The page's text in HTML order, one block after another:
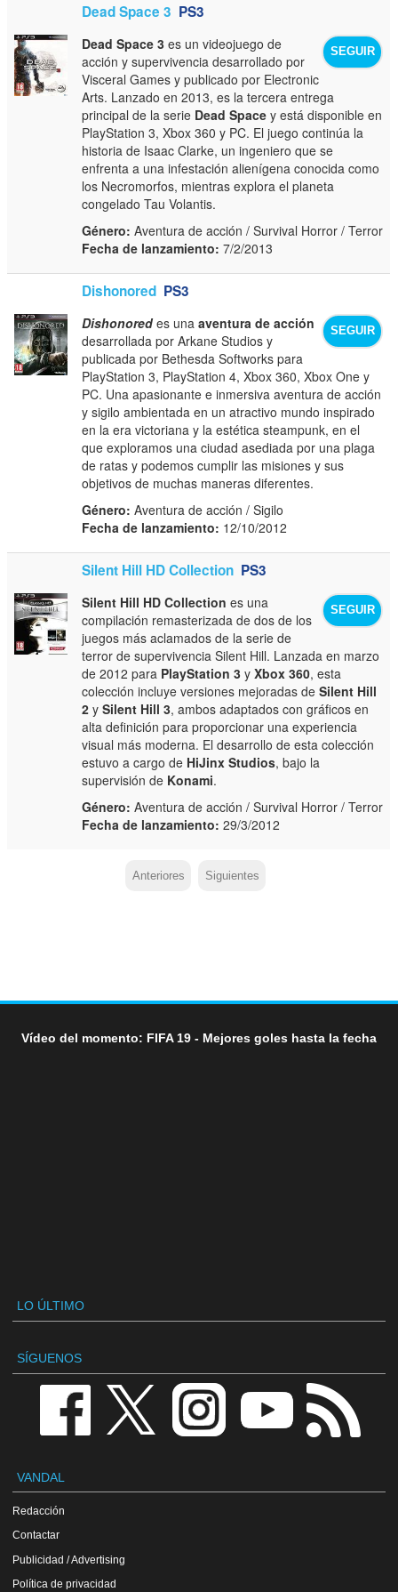
Dead Space 3 PS3
SEGUIR
Dead Space 3 es un videojuego de
acción y supervivencia desarrollado por
Visceral Games y publicado por Electronic
Arts. Lanzado en 2013, es la tercera entrega
principal de la serie Dead Space y está disponible en
PlayStation 3, Xbox 360 y PC. El juego continúa la
historia de Isaac Clarke, un ingeniero que se
enfrenta a una infestación alienígena conocida como
los Necromorfos, mientras explora el planeta
congelado Tau Volantis.
Género: Aventura de acción / Survival Horror / Terror
Fecha de lanzamiento: 7/2/2013
Dishonored PS3
SEGUIR
Dishonoredes unaaventura de acción
desarrollada por Arkane Studios y
publicada por Bethesda Softworks para
PlayStation 3, PlayStation 4, Xbox 360, Xbox One y
PC. Una apasionante e inmersiva aventura de acción
y sigilo ambientada en un atractivo mundo inspirado
en la era victoriana y la estética steampunk, en el
que exploramos una ciudad asediada por una plaga
de ratas y podemos cumplir las misiones y sus
objetivos de muchas maneras diferentes.
Género: Aventura de acción / Sigilo
Fecha de lanzamiento: 12/10/2012
Silent Hill HD Collection PS3
SEGUIR
Silent Hill HD Collection es una
compilación remasterizada de dos de los
juegos más aclamados de la serie de
terror de supervivencia Silent Hill. Lanzada en marzo
de 2012 para PlayStation 3 yXbox 360, esta
colección incluye versiones mejoradas deSilent Hill
2 ySilent Hill 3, ambos adaptados con gráficos en
alta definición para proporcionar una experiencia
visual más moderna. El desarrollo de esta colección
estuvo a cargo de HiJinx Studios, bajo la
supervisión de Konami.
Género: Aventura de acción / Survival Horror / Terror
Fecha de lanzamiento: 29/3/2012
Anteriores Siguientes
Vídeo del momento: FIFA 19 - Mejores goles hasta la fecha
LO ÚLTIMO
SÍGUENOS
VANDAL
Redacción
Contactar
Publicidad / Advertising
Política de privacidad